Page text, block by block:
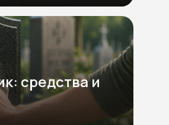
средства и